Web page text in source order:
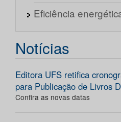
Eficiência
Notícias
Editora UFS retifica
para Publicação de Livros
Confira as novas datas